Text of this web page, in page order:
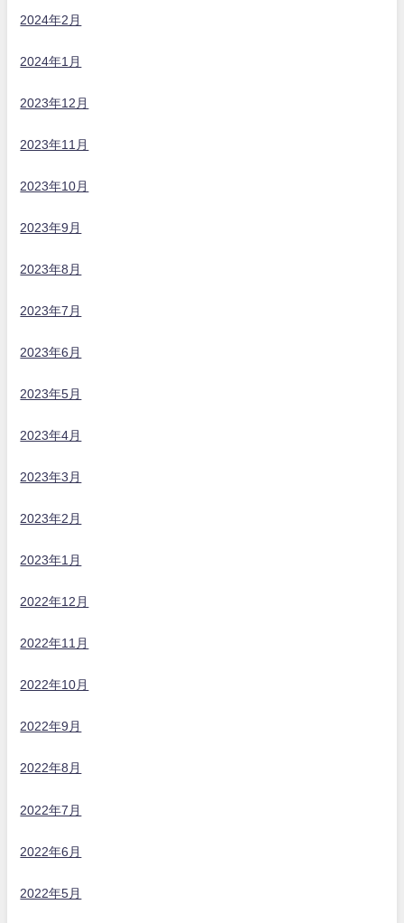
2024年2月
2024年1月
2023年12月
2023年11月
2023年10月
2023年9月
2023年8月
2023年7月
2023年6月
2023年5月
2023年4月
2023年3月
2023年2月
2023年1月
2022年12月
2022年11月
2022年10月
2022年9月
2022年8月
2022年7月
2022年6月
2022年5月